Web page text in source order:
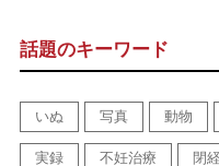
話題のキーワード
いぬ 写真 動物
実録 不妊治療 閉